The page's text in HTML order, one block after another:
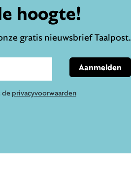
hoogte!
gratis nieuwsbrief Taalpost.
de privacyvoorwaarden
Aanmelden